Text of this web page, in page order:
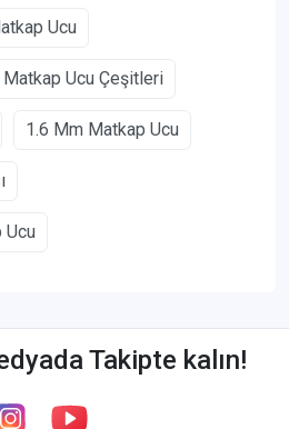
Ucu
Matkap Ucu Çeşitleri
1.6 Mm Matkap Ucu
Ucu
Takipte kalın!